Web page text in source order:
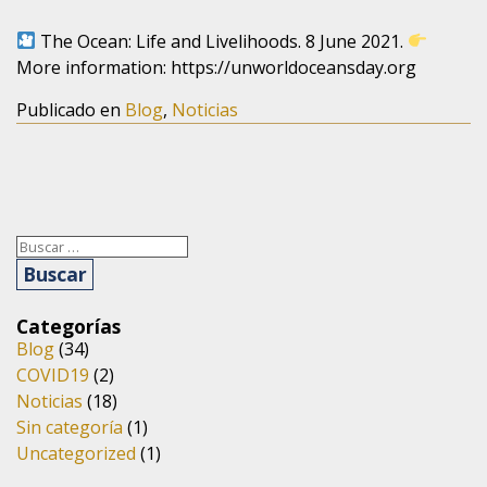
The Ocean: Life and Livelihoods. 8 June 2021.
More information: https://unworldoceansday.org
Publicado en Blog, Noticias
Buscar:
Categorías
Blog(34)
COVID19 (2)
Noticias (18)
Sin categoría (1)
Uncategorized (1)